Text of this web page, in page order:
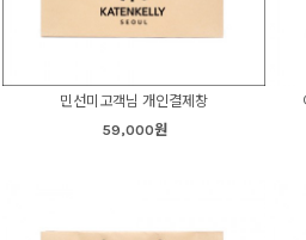
민선미고객님 개인결제창
59,000원